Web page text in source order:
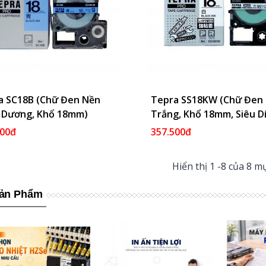
Thêm Vào Giỏ
SC18B (Chữ Đen Nền
Khổ 18mm)
Thêm
Tepra SS18KW (Chữ Đen
Trắng, Khổ 18mm, Siêu
357.500đ
Hiển thị 1 -8 của 8
Phẩm